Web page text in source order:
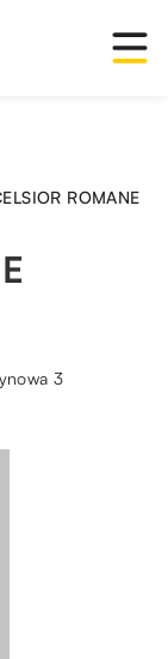
ROMANE
3